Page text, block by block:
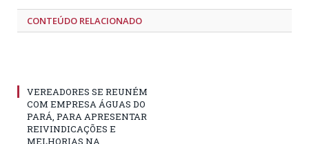
CONTEÚDO RELACIONADO
VEREADORES SE REUNÉM
COM EMPRESA ÁGUAS DO
PARÁ, PARA APRESENTAR
REIVINDICAÇÕES E